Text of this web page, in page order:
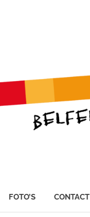
FOTO’S CONTACT